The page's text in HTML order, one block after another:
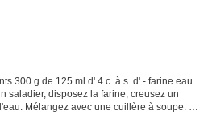
300 g de 125 ml d' 4 c. à s. d' - farine eau
saladier, disposez la farine, creusez un
Mélangez avec une cuillère à soupe. 2